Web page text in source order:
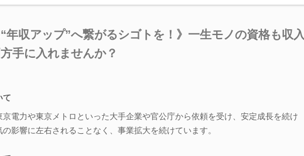
“年収アップ”へ繋がるシゴトを！》一生モノの資格も収入
手に入れませんか？
て
京電力や東京メトロといった大手企業や官公庁から依頼を受け、安定成長を続け
の影響に左右されることなく、事業拡大を続けています。